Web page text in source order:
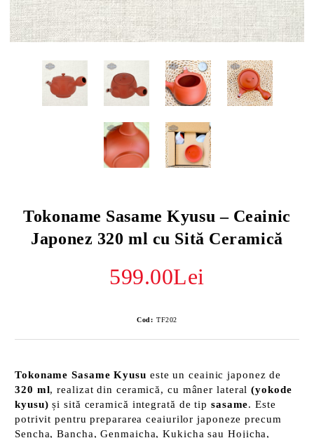
Tokoname Sasame Kyusu – Ceainic
Japonez 320 ml cu Sită Ceramică
599.00Lei
Cod: TF202
Tokoname Sasame Kyusu este un ceainic japonez de
320 ml, realizat din ceramică, cu mâner lateral(yokode
kyusu) și sită ceramică integrată de tip sasame. Este
potrivit pentru prepararea ceaiurilor japoneze precum
Sencha, Bancha, Genmaicha, Kukicha sau Hojicha,